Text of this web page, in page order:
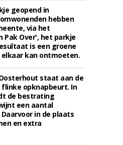
geopend in
hebben
via het
Pak Over', het parkje
is een groene
kan ontmoeten.
staat aan de
opknapbeurt. In
de bestrating
een aantal
in de plaats
en extra